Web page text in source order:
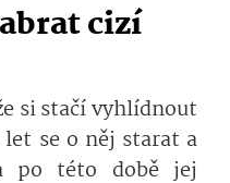
cizí
si stačí vyhlídnout
se o něj starat a
po této době jej